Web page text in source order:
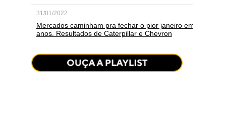
31/01/2022
Mercados caminham pra fechar o pior janeiro em
anos. Resultados de Caterpillar e Chevron